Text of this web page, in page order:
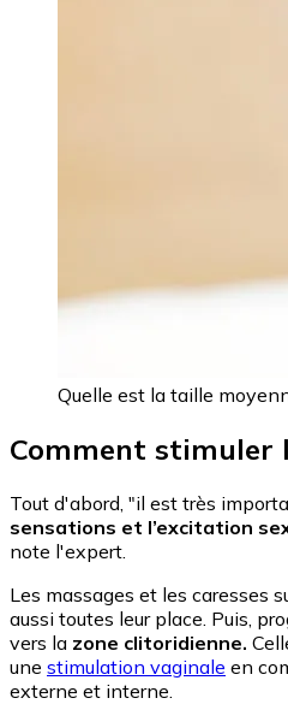
Quelle est la taille
Comment stimuler
Tout d'abord, "il est très
sensations et l’excitation
note l'expert.
Les massages et les caresses
aussi toutes leur place. Puis,
vers la zone clitoridienne.
une stimulation vaginale en
externe et interne.